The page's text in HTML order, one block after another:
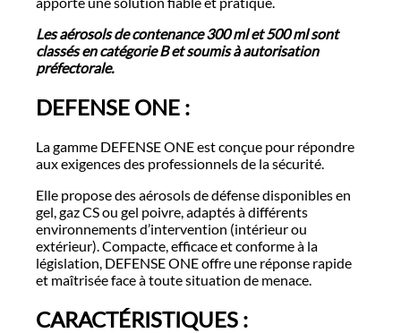
Les aérosols de contenance 300 ml et 500 ml sont
classés en catégorie B et soumis à autorisation
préfectorale.
DEFENSE ONE :
La gamme DEFENSE ONE est conçue pour répondre
aux exigences des professionnels de la sécurité.
Elle propose des aérosols de défense disponibles en
gel, gaz CS ou gel poivre, adaptés à différents
environnements d’intervention (intérieur ou
extérieur). Compacte, efficace et conforme à la
législation, DEFENSE ONE offre une réponse rapide
et maîtrisée face à toute situation de menace.
CARACTÉRISTIQUES :